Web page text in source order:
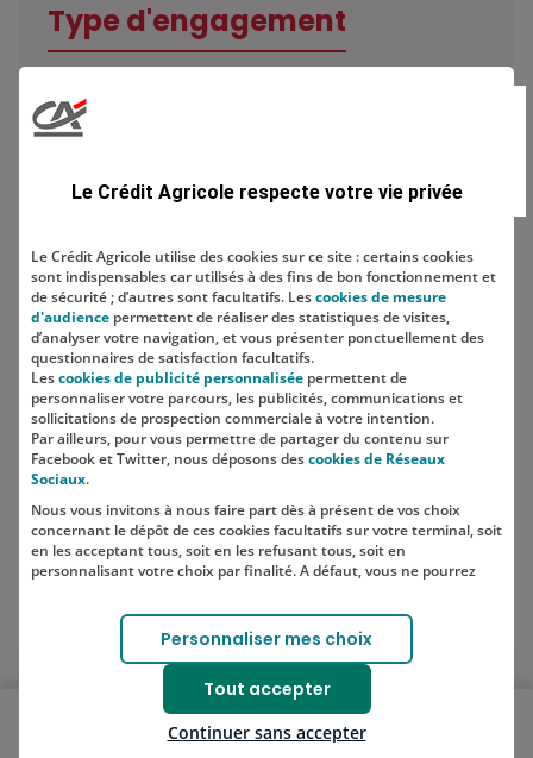
Type d'engagement
Localisation
SUIVEZ-NOUS SUR LES RÉSEAUX
SOCIAUX
Lien vers le compte Instagram
Lien vers le compte TikTok
Ouvrir le menu mobile
Bons plans Blog
Le Crédit Agricole respecte votre vie privée
Le Crédit Agricole utilise des cookies sur ce site : certains cookies
sont indispensables car utilisés à des fins de bon fonctionnement et
de sécurité ; d’autres sont facultatifs. Lescookies de mesure
d'audience permettent de réaliser des statistiques de visites,
d’analyser votre navigation, et vous présenter ponctuellement des
questionnaires de satisfaction facultatifs.
Lescookies de publicité personnalisée permettent de
personnaliser votre parcours, les publicités, communications et
sollicitations de prospection commerciale à votre intention.
Par ailleurs, pour vous permettre de partager du contenu sur
Facebook et Twitter, nous déposons descookies de Réseaux
Sociaux.
Nous vous invitons à nous faire part dès à présent de vos choix
concernant le dépôt de ces cookies facultatifs sur votre terminal, soit
en les acceptant tous, soit en les refusant tous, soit en
personnalisant votre choix par finalité. A défaut, vous ne pourrez
Votre choix est libre et peut être modifié à tout moment, en cliquant
sur le lien "Cookies", en bas de page.
Pour en savoir plus sur les responsables de traitement et les
finalités, cliquez sur "Personnaliser mes choix".
Personnaliser mes choix
Tout accepter
Continuer sans accepter